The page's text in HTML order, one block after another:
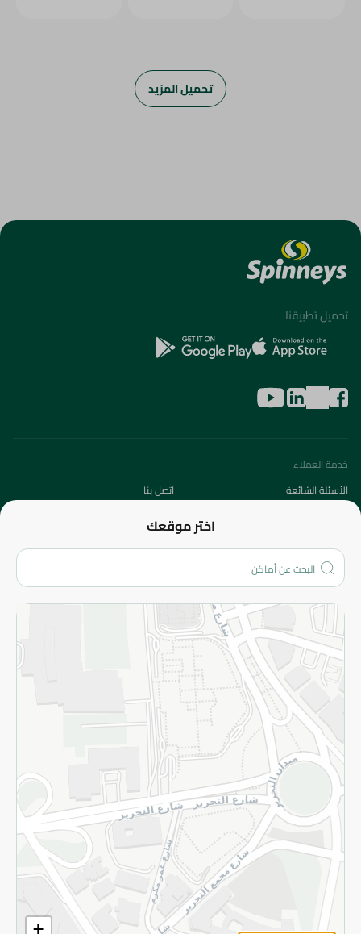
تحميل المزيد
اختر موقعك
+
تحميل تطبيقنا
خدمة العملاء
الأسئلة الشائعة
اتصل بنا
من نحن؟
الفروع
المزيد
الاسترجاع
سياسة الاستخدام
سياسة الخصوصية
قم بالتسجيل للنشرة
©2026 - Spinneys | جميع الحقوق محفوظة